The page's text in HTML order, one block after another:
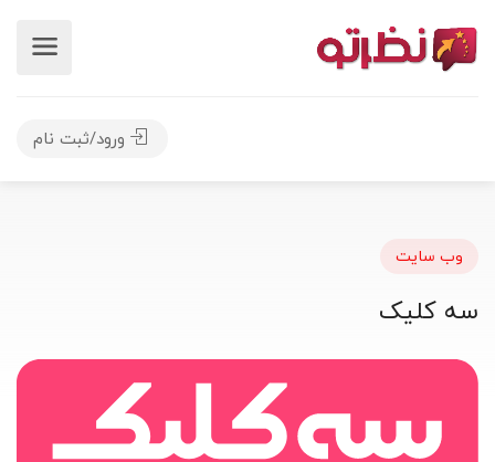
ورود/ثبت نام
وب سایت
سه کلیک